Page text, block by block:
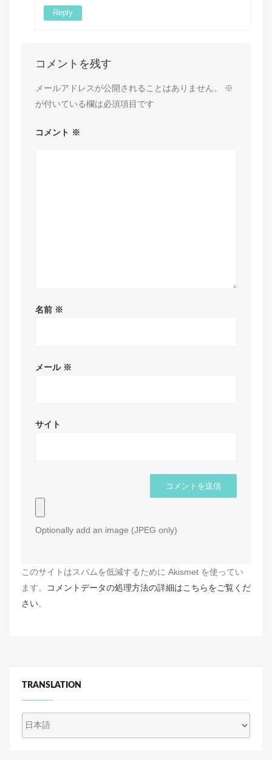
Reply
コメントを残す
メールアドレスが公開されることはありません。
※
が付いている欄は必須項目です
コメント ※
名前 ※
メール ※
サイト
Optionally add an image (JPEG only)
このサイトはスパムを低減するために Akismet を使ってい
ます。
コメントデータの処理方法の詳細はこちらをご覧くだ
さい。
TRANSLATION